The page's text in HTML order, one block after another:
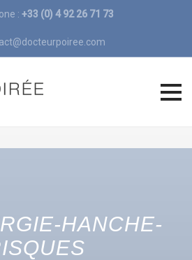
: +33 (0) 4 92 26 71 73
HANCHE-